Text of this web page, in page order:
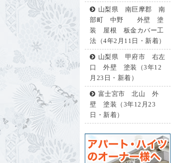
山梨県 南巨摩郡 南
部町 中野 外壁 塗
装 屋根 板金カバー工
法（4年2月11日・新着）
山梨県 甲府市 右左
口 外壁 塗装（3年12
月23日・新着）
富士宮市 北山 外
壁 塗装（3年12月23
日・新着）